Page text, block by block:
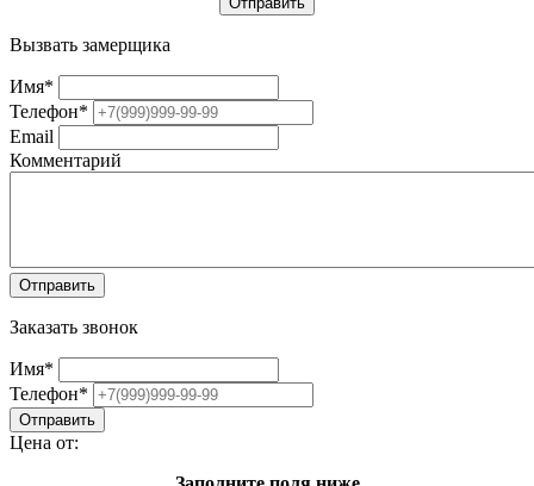
Вызвать замерщика
Имя*
Телефон*
Email
Комментарий
Заказать звонок
Имя*
Телефон*
Цена от: